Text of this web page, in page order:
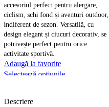
a
fost:
120,00 lei.
este:
100,00 lei.
accesoriul perfect pentru alergare,
ciclism, schi fond și aventuri outdoor,
indiferent de sezon. Versatilă, cu
design elegant și ciucuri decorativ, se
potrivește perfect pentru orice
activitate sportivă.
Adaugă la favorite
Selectează opțiunileAcest
Descriere